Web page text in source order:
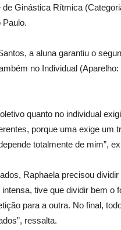
Ginástica Rítmica
Paulo.
a aluna garantiu o
no Individual
quanto no individual
porque uma exige um
totalmente de mim”,
Raphaela precisou
tive que dividir bem
para a outra. No final,
ressalta.